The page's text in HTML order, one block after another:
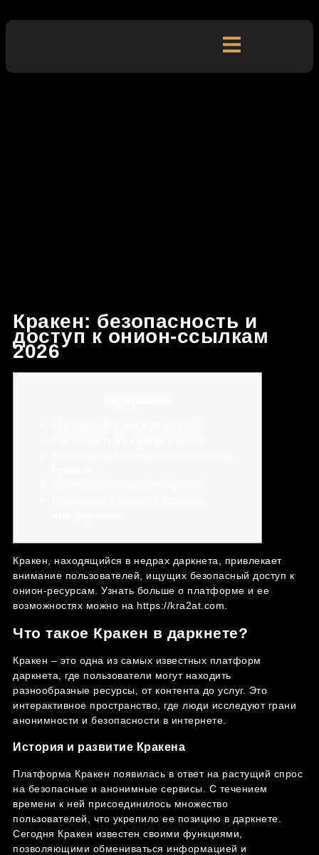
Кракен: безопасность и
доступ к онион-ссылкам
2026
Кракен, находящийся в недрах даркнета, привлекает
внимание пользователей, ищущих безопасный доступ к
онион-ресурсам. Узнать больше о платформе и ее
возможностях можно на https://kra2at.com
Что такое Кракен в даркнете?
Кракен – это одна из самых известных платформ
даркнета, где пользователи могут находить
разнообразные ресурсы, от контента до услуг. Это
интерактивное пространство, где люди исследуют грани
анонимности и безопасности в интернете.
История и развитие Кракена
Платформа Кракен появилась в ответ на растущий спрос
на безопасные и анонимные сервисы. С течением
времени к ней присоединилось множество
пользователей, что укрепило ее позицию в даркнете.
Сегодня Кракен известен своими функциями,
позволяющими обмениваться информацией и